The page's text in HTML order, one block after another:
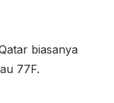
biasanya
77F.